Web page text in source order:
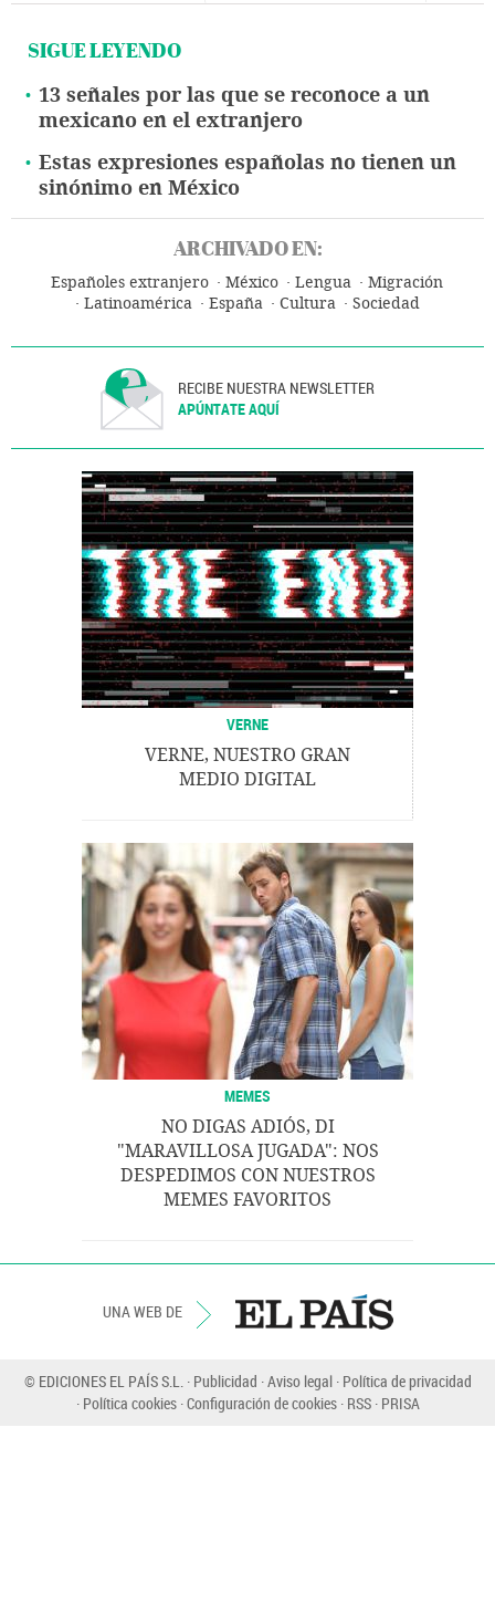
SIGUE LEYENDO
13 señales por las que se reconoce a un
mexicano en el extranjero
Estas expresiones españolas no tienen un
sinónimo en México
ARCHIVADO EN:
Españoles extranjero México Lengua
Migración
Latinoamérica
España Cultura Sociedad
RECIBE NUESTRA NEWSLETTER
APÚNTATE AQUÍ
VERNE
VERNE, NUESTRO GRAN
MEDIO DIGITAL
MEMES
NO DIGAS ADIÓS, DI
"MARAVILLOSA JUGADA": NOS
DESPEDIMOS CON NUESTROS
MEMES FAVORITOS
UNA WEB DE
© EDICIONES EL PAÍS S.L. Publicidad Aviso legal Política de privacidad
Política cookies Configuración de cookies RSS PRISA